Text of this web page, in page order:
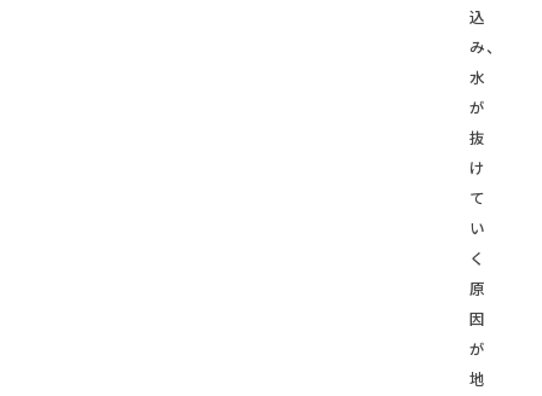
込
み、
水
が
抜
け
て
い
く
原
因
が
地